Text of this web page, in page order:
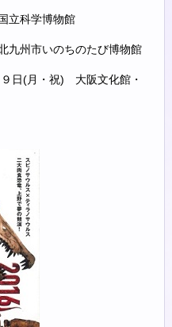
立科学博物館
州市いのちのたび博物館
日(月・祝) 大阪文化館・